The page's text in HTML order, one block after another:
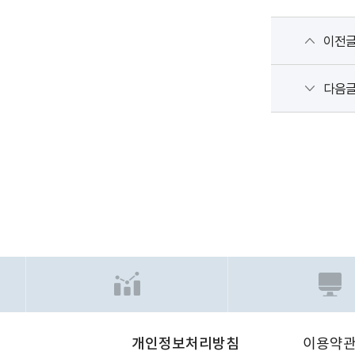
이전
다음
개인정보처리방침 이용약